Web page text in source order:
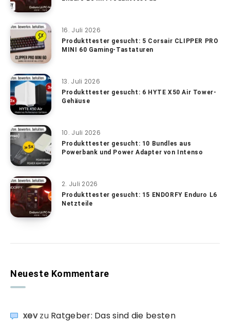
16. Juli 2026
Produkttester gesucht: 5 Corsair CLIPPER PRO
MINI 60 Gaming-Tastaturen
13. Juli 2026
Produkttester gesucht: 6 HYTE X50 Air Tower-
Gehäuse
10. Juli 2026
Produkttester gesucht: 10 Bundles aus
Powerbank und Power Adapter von Intenso
2. Juli 2026
Produkttester gesucht: 15 ENDORFY Enduro L6
Netzteile
Neueste Kommentare
xevzu Ratgeber: Das sind die besten